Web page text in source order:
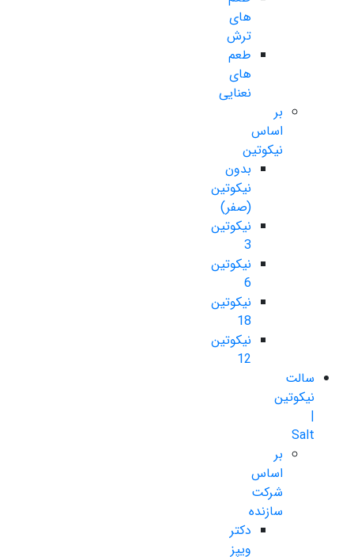
های
ترش
طعم
های
نعنایی
بر
اساس
نیکوتین
بدون
نیکوتین
(صفر)
نیکوتین
3
نیکوتین
6
نیکوتین
18
نیکوتین
12
سالت
نیکوتین
|
Salt
بر
اساس
شرکت
سازنده
دکتر
ویپز